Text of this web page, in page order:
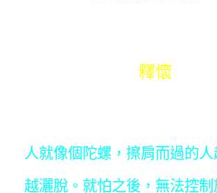
釋懷
人就像個陀螺，擦肩而過的
越灑脫。就怕之後，無法控